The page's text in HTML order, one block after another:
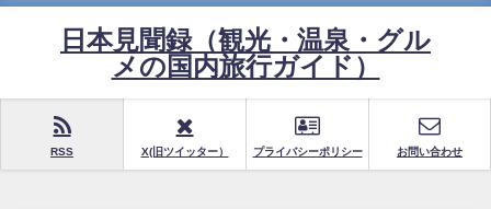
日本見聞録（観光・温泉・グル
メの国内旅行ガイド）
RSS X(旧ツイッター） プライバシーポリシー お問い合わせ